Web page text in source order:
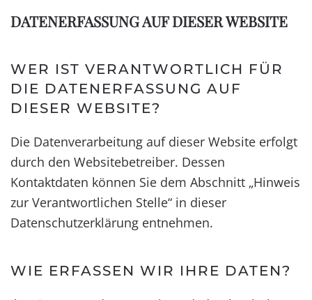
DATENERFASSUNG AUF DIESER WEBSITE
WER IST VERANTWORTLICH FÜR
DIE DATENERFASSUNG AUF
DIESER WEBSITE?
Die Datenverarbeitung auf dieser Website erfolgt
durch den Websitebetreiber. Dessen
Kontaktdaten können Sie dem Abschnitt „Hinweis
zur Verantwortlichen Stelle“ in dieser
Datenschutzerklärung entnehmen.
WIE ERFASSEN WIR IHRE DATEN?